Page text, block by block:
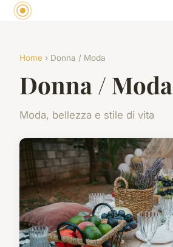
Home › Donna / Moda
Donna / Moda
Moda, bellezza e stile di vita